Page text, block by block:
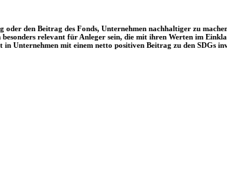
den Beitrag des Fonds, Unternehmen nachhaltiger zu
relevant für Anleger sein, die mit ihren Werten im
in Unternehmen mit einem netto positiven Beitrag zu den